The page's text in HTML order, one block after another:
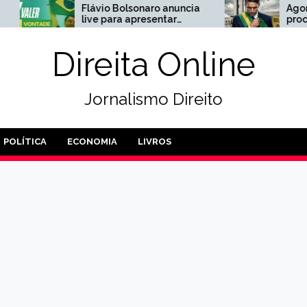
Flávio Bolsonaro anuncia
live para apresentar
nomes que vai apoiar ao
Agora: Ancine abre
processo contra
produtora do filme
Direita Online
Jornalismo Direito
POLÍTICA ECONOMIA LIVROS